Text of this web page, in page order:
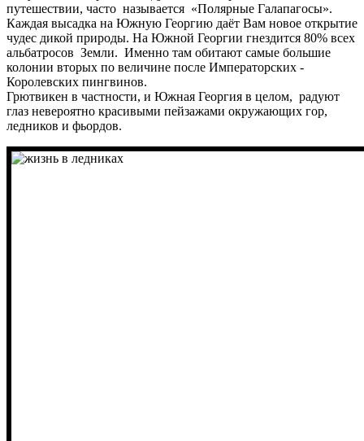
путешествии, часто называется «Полярные Галапагосы».
Каждая высадка на Южную Георгию даёт Вам новое открытие
чудес дикой природы. На Южной Георгии гнездится 80% всех
альбатросов Земли. Именно там обитают самые большие
колонии вторых по величине после Императорских -
Королевских пингвинов.
Грютвикен в частности, и Южная Георгия в целом, радуют
глаз невероятно красивыми пейзажами окружающих гор,
ледников и фьордов.